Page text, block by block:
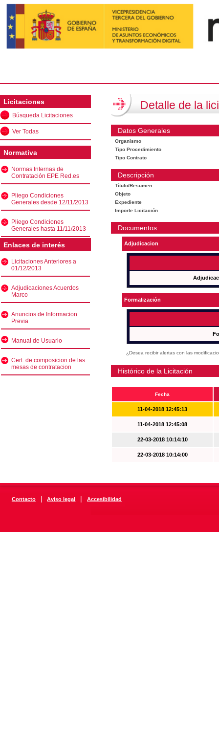
Licitaciones
Búsqueda Licitaciones
Ver Todas
Normativa
Normas Internas de
Contratación EPE Red.es
Pliego Condiciones
Generales desde 12/11/2013
Pliego Condiciones
Generales hasta 11/11/2013
Enlaces de interés
Licitaciones Anteriores a
01/12/2013
Adjudicaciones Acuerdos
Marco
Anuncios de Informacion
Previa
Manual de Usuario
Cert. de composicion de las
mesas de contratacion
Detalle de la
Datos Generales
Organismo
Tipo Procedimiento
Tipo Contrato
Descripción
Título/Resumen
Objeto
Expediente
Importe Licitación
Documentos
Adjudicacion
Formalización
¿Desea recibir alertas con las
Histórico de la Licitación
Fecha
11-04-2018 12:45:13
11-04-2018 12:45:08
22-03-2018 10:14:10
22-03-2018 10:14:00
Contacto | Aviso legal | Accesibilidad